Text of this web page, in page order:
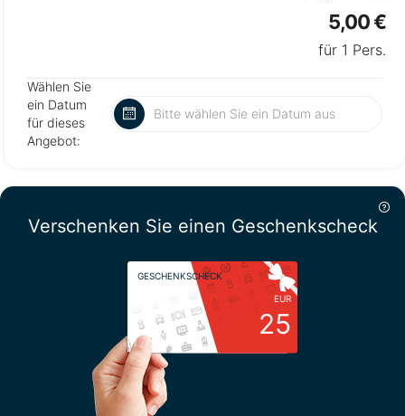
5,00 €
für 1 Pers.
Wählen Sie
ein Datum
für dieses
Angebot:
Verschenken Sie einen Geschenkscheck
GESCHENKSCHECK
EUR
25